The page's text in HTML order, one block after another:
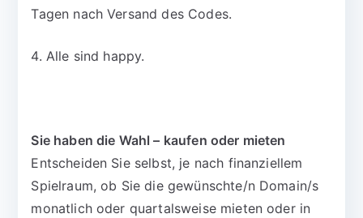
Tagen nach Versand des Codes.
4. Alle sind happy.
Sie haben die Wahl – kaufen oder mieten
Entscheiden Sie selbst, je nach finanziellem
Spielraum, ob Sie die gewünschte/n Domain/s
monatlich oder quartalsweise mieten oder in